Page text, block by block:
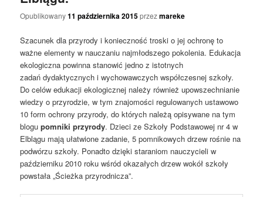
Opublikowany11 października 2015przezmareke
Szacunek dla przyrody i konieczność troski o jej ochronę to
ważne elementy w nauczaniu najmłodszego pokolenia. Edukacja
ekologiczna powinna stanowić jedno z istotnych
zadań dydaktycznych i wychowawczych współczesnej szkoły.
Do celów edukacji ekologicznej należy również upowszechnianie
wiedzy o przyrodzie, w tym znajomości regulowanych ustawowo
10 form ochrony przyrody, do których należą opisywane na tym
blogupomniki przyrody. Dzieci ze Szkoły Podstawowej nr 4 w
Elblągu mają ułatwione zadanie, 5 pomnikowych drzew rośnie na
podwórzu szkoły. Ponadto dzięki staraniom nauczycieli w
październiku 2010 roku wśród okazałych drzew wokół szkoły
powstała „Ścieżka przyrodnicza”.